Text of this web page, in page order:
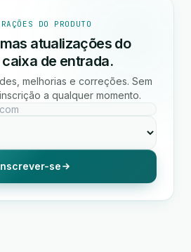
DO PRODUTO
atualizações do
de entrada.
melhorias e correções. Sem
a qualquer momento.
se